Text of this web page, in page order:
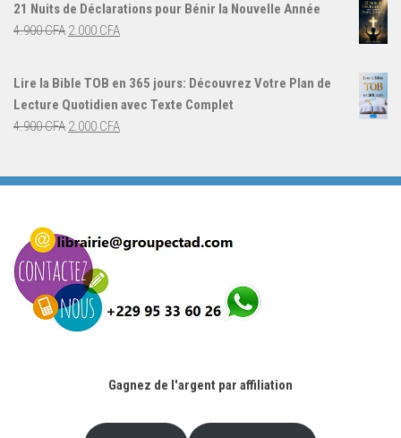
4.000 CFA.3.000 CFA.
21 Nuits de Déclarations pour Bénir la Nouvelle Année
4.900CFA Le
4.900 CFA.
2.000 CFALe
Lire la Bible TOB en 365 jours: Découvrez Votre Plan de
Lecture Quotidien avec Texte Complet
4.900CFA Le
était :
2.000 CFALe
est :
Gagnez de l'argent par affiliation